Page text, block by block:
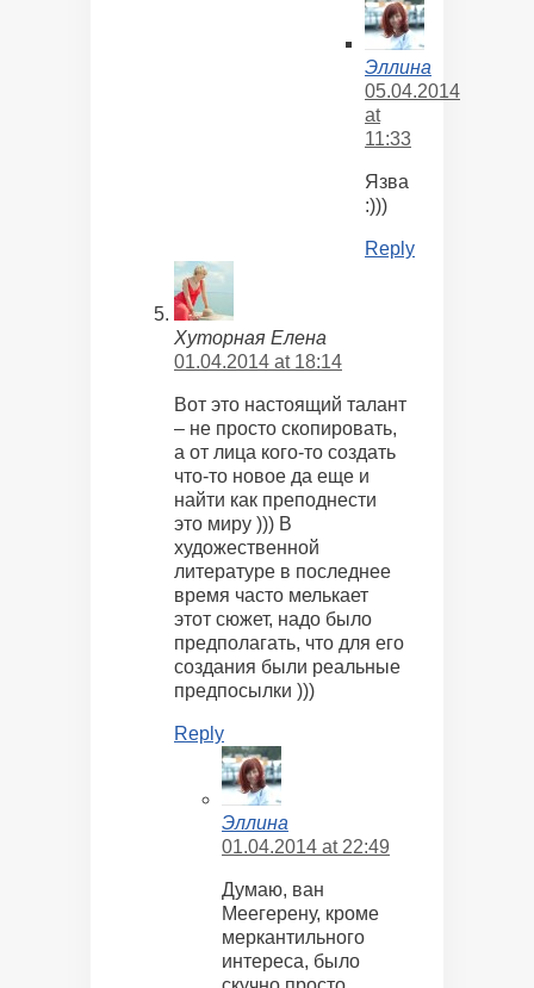
Эллина
05.04.2014
at
11:33
Язва
:)))
Reply
Хуторная Елена
01.04.2014 at 18:14
Вот это настоящий талант
– не просто скопировать,
а от лица кого-то создать
что-то новое да еще и
найти как преподнести
это миру ))) В
художественной
литературе в последнее
время часто мелькает
этот сюжет, надо было
предполагать, что для его
создания были реальные
предпосылки )))
Reply
Эллина
01.04.2014 at 22:49
Думаю, ван
Меегерену, кроме
меркантильного
интереса, было